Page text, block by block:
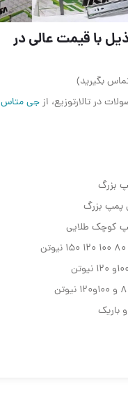
با قیمت عالی در
بگیرید)
در تالارتوزیع، ازجی متاس
بزرگ
پمپ بزرگ
کوچک طلایی
باریک